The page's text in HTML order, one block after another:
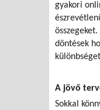
gyakori
döntések
A jövő
Sokkal